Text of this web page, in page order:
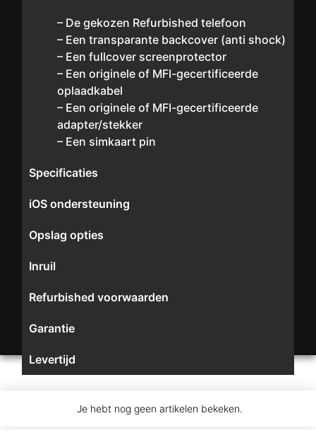
– De gekozen Refurbished telefoon
– Een transparante backcover (anti shock)
– Een fullcover screenprotector
– Een originele of MFI-gecertificeerde
oplaadkabel
– Een originele of MFI-gecertificeerde
adapter/stekker
– Een simkaart pin
Specificaties
iOS ondersteuning
Opslag opties
Inruil
Refurbished voorwaarden
Garantie
Levertijd
Je hebt nog geen artikelen bekeken.